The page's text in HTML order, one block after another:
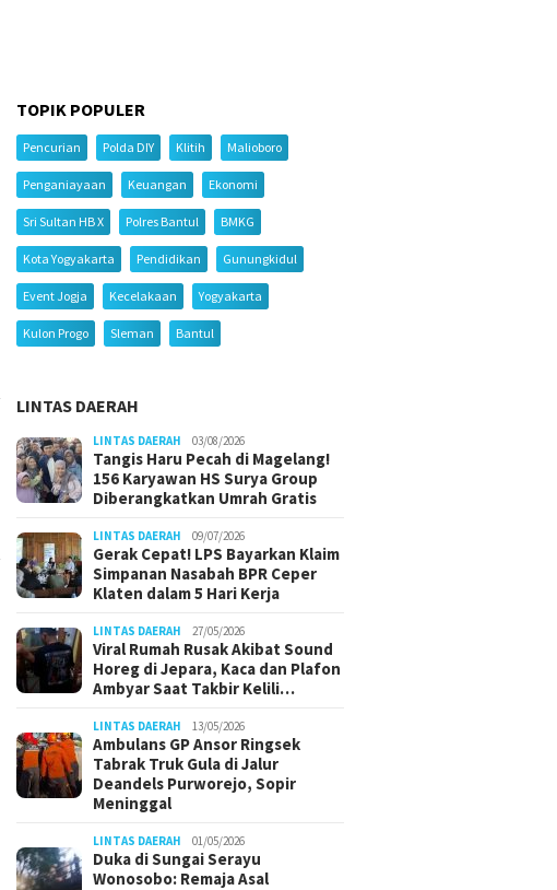
TOPIK POPULER
Pencurian Polda DIY Klitih Malioboro
Penganiayaan Keuangan Ekonomi
Sri Sultan HB X Polres Bantul BMKG
Kota Yogyakarta Pendidikan Gunungkidul
Event Jogja Kecelakaan Yogyakarta
Kulon Progo Sleman Bantul
LINTAS DAERAH
LINTAS DAERAH 03/08/2026
Tangis Haru Pecah di Magelang!
156 Karyawan HS Surya Group
Diberangkatkan Umrah Gratis
LINTAS DAERAH 09/07/2026
Gerak Cepat! LPS Bayarkan Klaim
Simpanan Nasabah BPR Ceper
Klaten dalam 5 Hari Kerja
LINTAS DAERAH 27/05/2026
Viral Rumah Rusak Akibat Sound
Horeg di Jepara, Kaca dan Plafon
Ambyar Saat Takbir Kelili…
LINTAS DAERAH 13/05/2026
Ambulans GP Ansor Ringsek
Tabrak Truk Gula di Jalur
Deandels Purworejo, Sopir
Meninggal
LINTAS DAERAH 01/05/2026
Duka di Sungai Serayu
Wonosobo: Remaja Asal